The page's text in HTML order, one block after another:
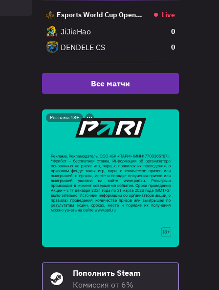
Esports World Cup Open
Live
JiJieHao 0
DENDELE CS 0
Все матчи
Реклама 18+
Пополнить Steam
Комиссия от 6%